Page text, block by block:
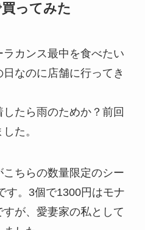
ってみた
カンス最中を食べたい
なのに店舗に行ってき
たら雨のためか？前回
た。
ちらの数量限定のシー
す。3個で1300円はモナ
が、愛妻家の私として